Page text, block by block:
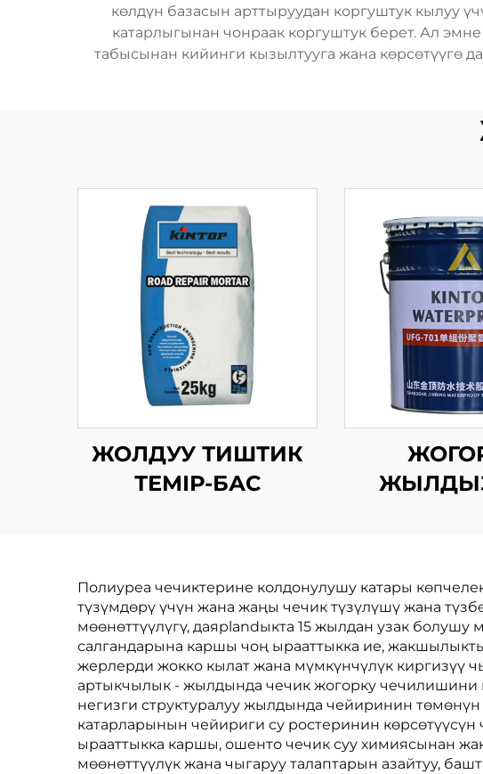
көлдүн базасын арттыруудан коргуштук кылуу
катарлыгынан чонраак коргуштук берет. Ал
табысынан кийинги кызылтууга жана көрсөтүүгө
ЖОЛДУУ ТИШТИК
ТЕМІР-БАС
Полиуреа чечиктерине колдонулушу катары
түзүмдөрү үчүн жана жаңы чечик түзүлүшү жана
мөөнөттүүлүгү, даярlandыкта 15 жылдан узак
салгандарына каршы чоң ырааттыкка ие,
жерлерди жокко кылат жана мүмкүнчүлүк киргизүү
артыкчылык - жылдында чечик жогорку
негизги структуралуу жылдында чейиринин
катарларынын чейириги су ростеринин
ырааттыкка каршы, ошенто чечик суу химиясынан
мөөнөттүүлүк жана чыгаруу талаптарын азайтуу,